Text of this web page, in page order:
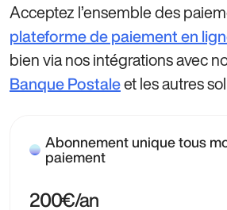
Acceptez l’ensemble des
plateforme de paiement en
bien via nos intégrations avec
Banque Postaleet les autres
Abonnement unique tous
paiement
200€/an